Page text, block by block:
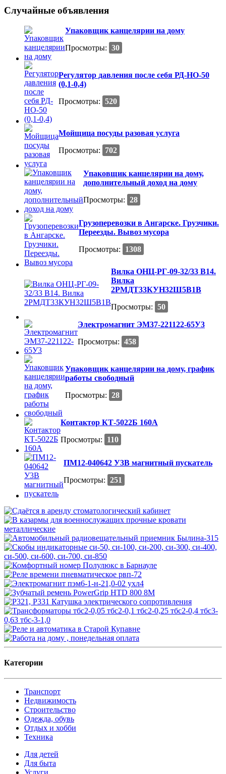
Случайные объявления
Упаковщик канцелярии на дому
Просмотры: 30
Регулятор давления после себя РД-НО-50
(0,1-0,4)
Просмотры: 520
Мойщица посуды разовая услуга
Просмотры:
702
Упаковщик канцелярии на дому,
дополнительный доход на дому
Просмотры: 28
Грузоперевозки в Ангарске. Грузчики.
Переезды. Вывоз мусора
Просмотры:
1308
Вилка ОНЦ-РГ-09-32/33 В14.
Вилка
2РМДТ33КУН32Ш5В1В
Просмотры: 50
Электромагнит ЭМ37-221122-65У3
Просмотры: 458
Упаковщик канцелярии на дому, график
работы свободный
Просмотры: 28
Контактор КТ-5022Б 160А
Просмотры:
110
ПМ12-040642 У3В магнитный пускатель
Просмотры: 251
Категории
Транспорт
Недвижимость
Строительство
Одежда, обувь
Отдых и хобби
Техника
Для детей
Для быта